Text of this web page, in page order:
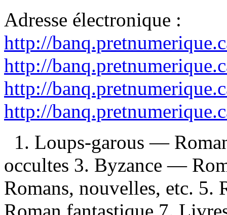
Adresse électronique :
http://
http://
http://
http://
1. Loups-garous —
occultes 3. Byzance —
Romans, nouvelles, etc. 5.
Roman fantastique 7.